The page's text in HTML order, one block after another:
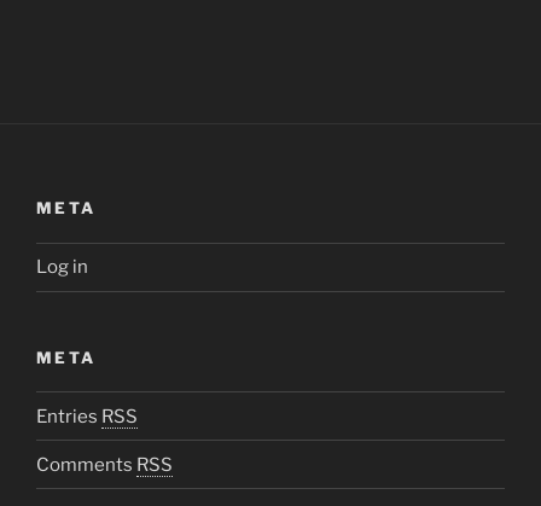
META
Log in
META
Entries RSS
Comments RSS